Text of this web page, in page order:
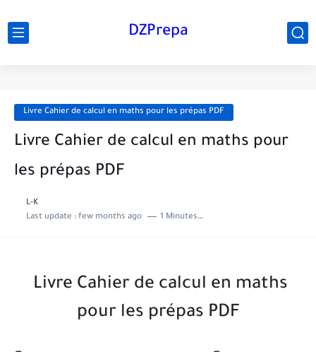
DZPrepa
Livre Cahier de calcul en maths pour les prépas PDF
Livre Cahier de calcul en maths pour
les prépas PDF
L-K
Last update : few months ago 1 Minutes to read
Livre Cahier de calcul en maths
pour les prépas PDF